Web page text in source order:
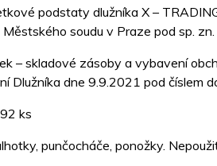
podstaty dlužníka X –
Městského soudu v Praze pod sp.
– skladové zásoby a vybavení
Dlužníka dne 9.9.2021 pod číslem
ks
punčocháče, ponožky.